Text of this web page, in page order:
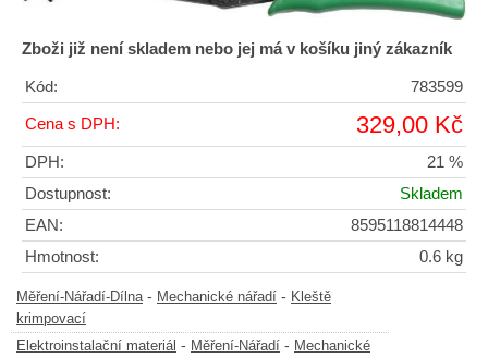
Zboži již není skladem nebo jej má v košíku jiný zákazník
Kód: 783599
Cena s DPH: 329,00 Kč
DPH:
21 %
Dostupnost:
Skladem
EAN:
8595118814448
Hmotnost:
0.6 kg
Měření-Nářadí-Dílna- Mechanické nářadí - Kleště
krimpovací
Elektroinstalační materiál - Měření-Nářadí - Mechanické